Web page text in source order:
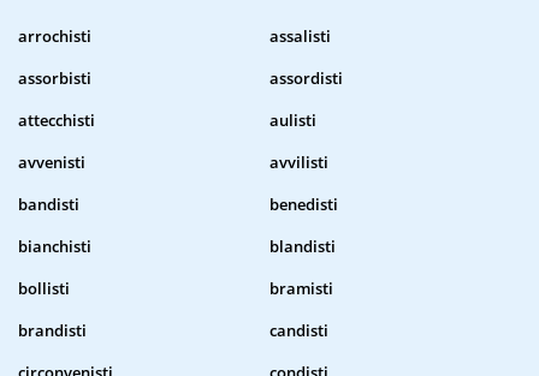
arrochisti
assalisti
assorbisti
assordisti
attecchisti
aulisti
avvenisti
avvilisti
bandisti
benedisti
bianchisti
blandisti
bollisti
bramisti
brandisti
candisti